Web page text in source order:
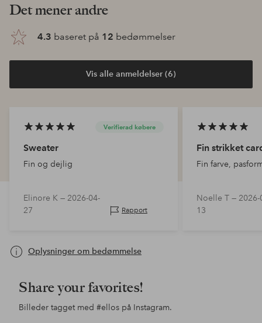
Det mener andre
4.3 baseret på 12 bedømmelser
Vis alle anmeldelser (6)
Verifierad købere
Sweater
Fin og dejlig
Elinore K — 2026-04-
27
Rapport
Fin strikket
Fin farve,
Noelle T — 2026-
13
Oplysninger om bedømmelse
Share your favorites!
Billeder tagget med #ellos på Instagram.